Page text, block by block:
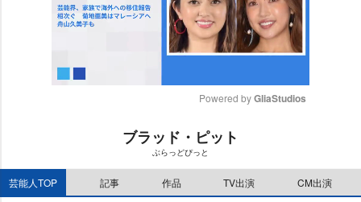
e
Powered by GliaStudios
ブラッド・ピット
ぶらっどぴっと
芸能人TOP 記事 作品 TV出演 CM出演